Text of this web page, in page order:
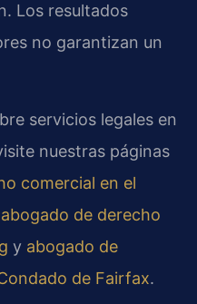
Los resultados
no garantizan un
servicios legales en
nuestras páginas
comercial en el
abogado de derecho
y abogado de
de Fairfax.